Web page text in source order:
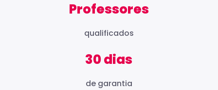
Professores
qualificados
30 dias
de garantia